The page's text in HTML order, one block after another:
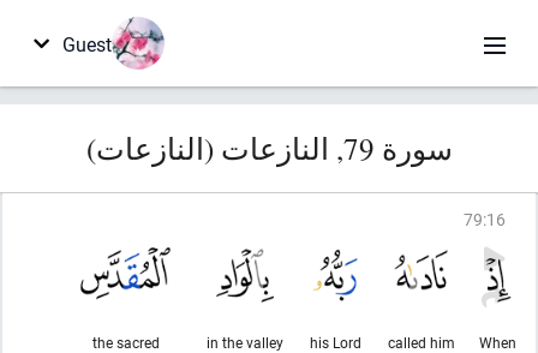
Guest
سورة 79, النازعات (النازعات)
79:16
When
called him
his Lord
in the valley
the sacred